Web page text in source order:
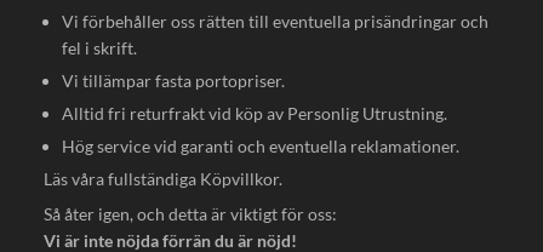
Vi förbehåller oss rätten till eventuella prisändringar och
fel i skrift.
Vi tillämpar fasta portopriser.
Alltid fri returfrakt vid köp av Personlig Utrustning.
Hög service vid garanti och eventuella reklamationer.
Läs våra fullständiga Köpvillkor.
Så åter igen, och detta är viktigt för oss:
Vi är inte nöjda förrän du är nöjd!